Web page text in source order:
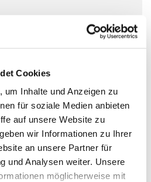
Cookies
um Inhalte und Anzeigen zu
für soziale Medien anbieten
auf unsere Website zu
wir Informationen zu Ihrer
an unsere Partner für
und Analysen weiter. Unsere
möglicherweise mit